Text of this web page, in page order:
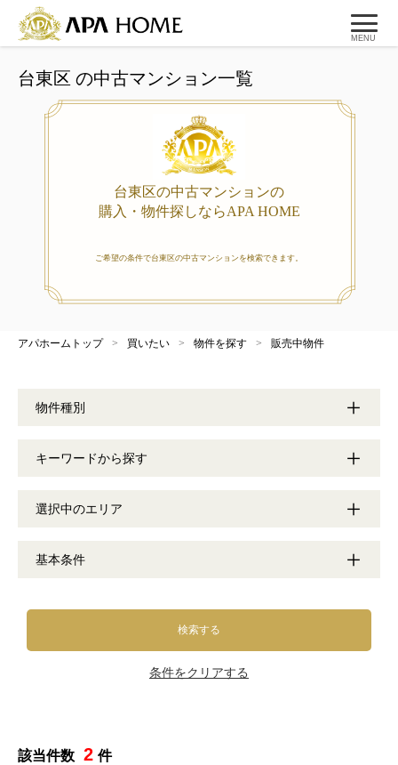
MENU
台東区 の中古マンション一覧
台東区の中古マンションの
購入・物件探しならAPA HOME
ご希望の条件で台東区の中古マンションを検索できます。
アパホームトップ > 買いたい > 物件を探す > 販売中物件
物件種別
キーワードから探す
選択中のエリア
基本条件
検索する
条件をクリアする
該当件数 2 件